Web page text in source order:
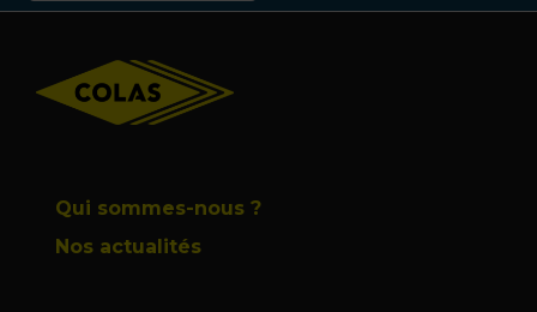
Qui sommes-nous ?
Nos actualités